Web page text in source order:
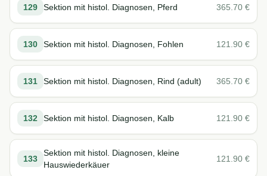
129 Sektion mit histol. Diagnosen, Pferd 365.70 €
130 Sektion mit histol. Diagnosen, Fohlen 121.90 €
131 Sektion mit histol. Diagnosen, Rind (adult) 365.70 €
132 Sektion mit histol. Diagnosen, Kalb 121.90 €
133
Sektion mit histol. Diagnosen, kleine
Hauswiederkäuer
121.90 €